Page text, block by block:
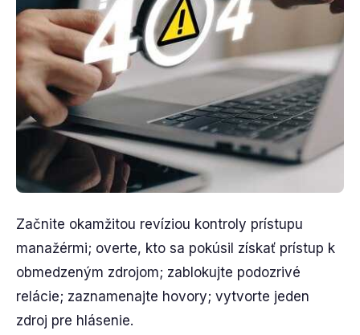
Začnite okamžitou revíziou kontroly prístupu
manažérmi; overte, kto sa pokúsil získať prístup k
obmedzeným zdrojom; zablokujte podozrivé
relácie; zaznamenajte hovory; vytvorte jeden
zdroj pre hlásenie.